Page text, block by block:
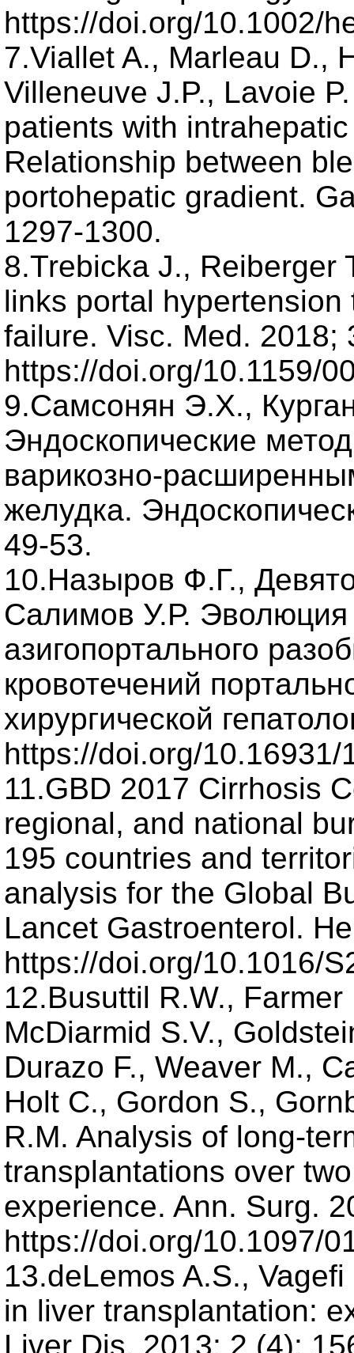
https://doi.org/10.1002/
7.Viallet A., Marleau D.,
Villeneuve J.P., Lavoie
patients with
Relationship between
portohepatic gradient.
1297-1300.
8.Trebicka J., Reiberger
links portal
failure. Visc. Med. 2018;
https://doi.org/10.1159/
9.Самсонян Э.Х.,
Эндоскопические
варикозно-
желудка.
49-53.
10.Назыров Ф.Г.,
Салимов У.Р. Эволюция
азигопортального
кровотечений
хирургической
https://doi.org/
11.GBD 2017 Cirrhosis
regional, and national
195 countries and
analysis for the Global
Lancet Gastroenterol.
https://doi.org/10.1016/
12.Busuttil R.W.,
McDiarmid S.V.,
Durazo F., Weaver M.,
Holt C., Gordon S.,
R.M. Analysis of long-
transplantations over
experience. Ann. Surg.
https://doi.org/10.1097/
13.deLemos A.S.,
in liver transplantation:
Liver Dis. 2013; 2 (4):